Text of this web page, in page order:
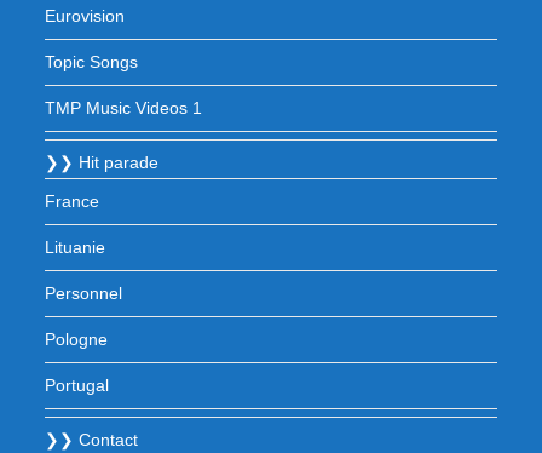
Eurovision
Topic Songs
TMP Music Videos 1
❯❯ Hit parade
France
Lituanie
Personnel
Pologne
Portugal
❯❯ Contact